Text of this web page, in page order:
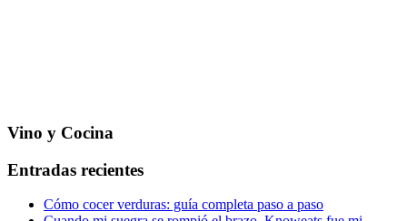
Vino y Cocina
Entradas recientes
Cómo cocer verduras: guía completa paso a paso